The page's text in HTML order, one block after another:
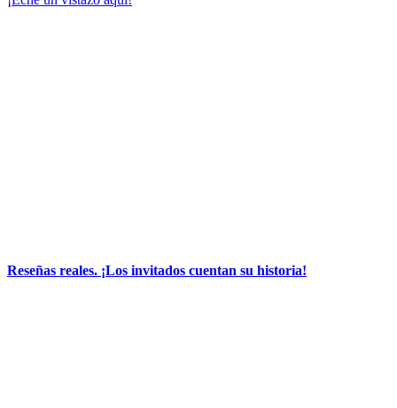
Reseñas reales. ¡Los invitados cuentan su historia!